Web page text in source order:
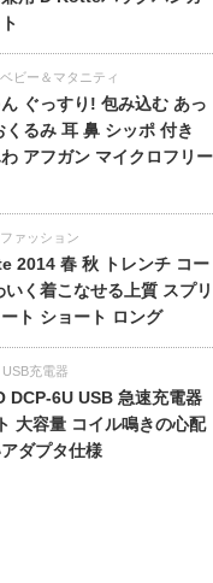
ベビー＆マタニティ
ぐっすり! 包み込む あっ
くるみ 耳 鼻 シッポ 付き
アフガン マイクロフリー
ファッション
2014 春 秋 トレンチ コー
いく着こなせる上質 スプリ
ト ショート ロング
USB充電器
DCP-6U USB 急速充電器
大容量 コイル鳴きの心配
ダプタ仕様